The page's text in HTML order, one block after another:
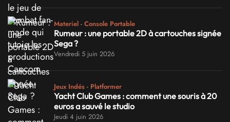
Materiel - Console Portable
Rumeur : une portable 2D à cartouches signée
Sega ?
Vendredi 5 juin 2026
Jeux Indés - Platformer
Yacht Club Games : comment une souris à 20
euros a sauvé le studio
Jeudi 4 juin 2026